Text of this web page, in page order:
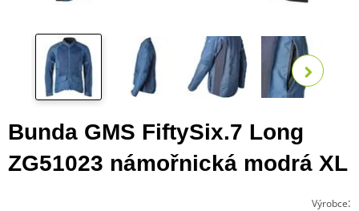
Bunda GMS FiftySix.7 Long
ZG51023 námořnická modrá XL
Výrobce: